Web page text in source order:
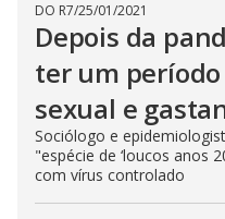
DO R7/25/01/2021
Depois da
ter um
sexual e
Sociólogo e
"espécie de ‘loucos anos
com vírus controlado